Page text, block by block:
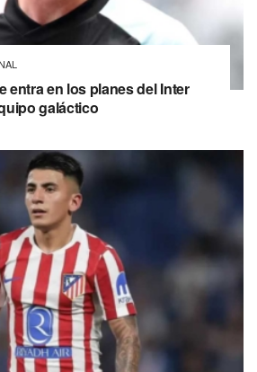
entra en los planes del Inter
galáctico